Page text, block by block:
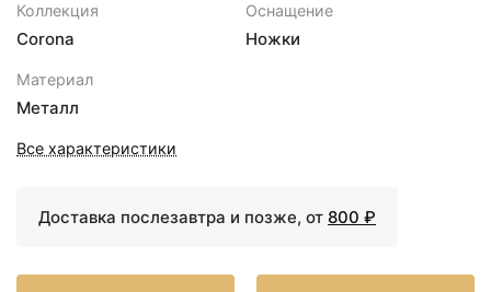
38752 ₽
Акриловая ванна
160х100 см R
VPBA168CRN3PX-04
Коллекция
Corona
Оснащение
Ножки
Материал
Металл
Все характеристики
Доставка послезавтра и позже, от 800 ₽